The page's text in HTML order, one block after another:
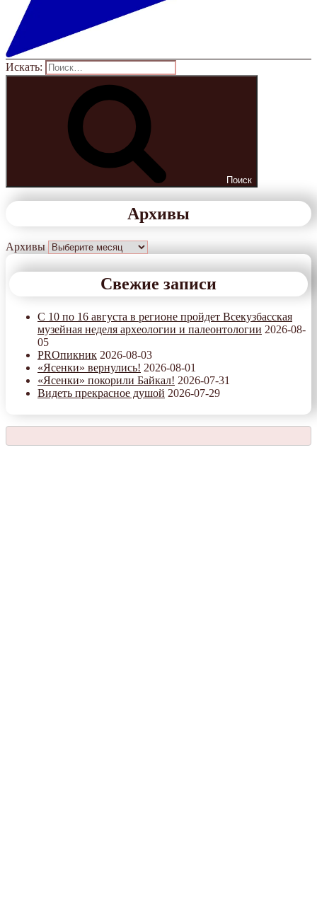
Искать:
Поиск
Архивы
Архивы
Свежие записи
С 10 по 16 августа в регионе пройдет Всекузбасская
музейная неделя археологии и палеонтологии 2026-08-
05
PROпикник 2026-08-03
«Ясенки» вернулись! 2026-08-01
«Ясенки» покорили Байкал! 2026-07-31
Видеть прекрасное душой 2026-07-29